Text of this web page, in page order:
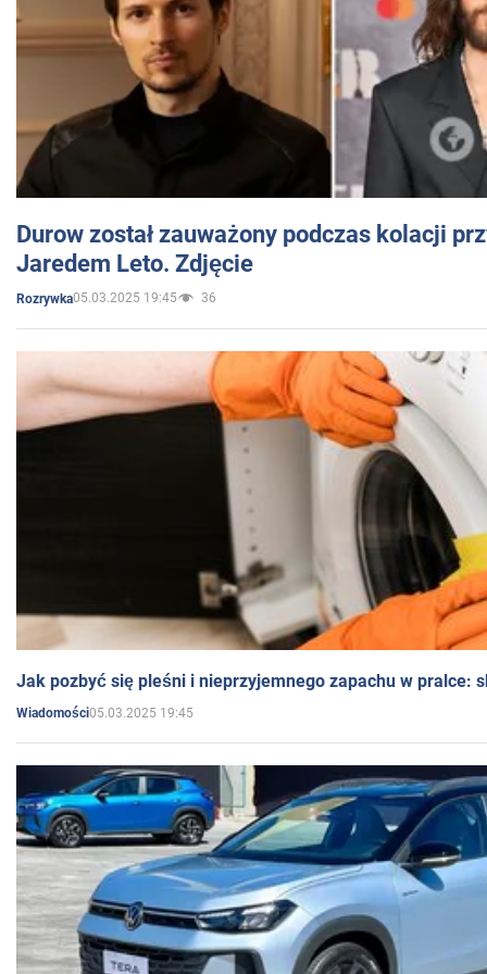
Durow został zauważony podczas kolacji
Jaredem Leto. Zdjęcie
Rozrywka05.03.2025 19:45 36
Jak pozbyć się pleśni i nieprzyjemnego zapachu w pralce:
Wiadomości05.03.2025 19:45